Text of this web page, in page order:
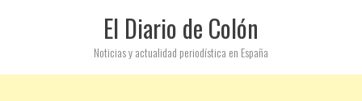
El Diario de Colón
Noticias y actualidad periodística en España